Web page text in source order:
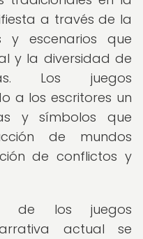
a través de la
y escenarios que
y la diversidad de
Los juegos
a los escritores un
y símbolos que
de mundos
de conflictos y
de los juegos
actual se